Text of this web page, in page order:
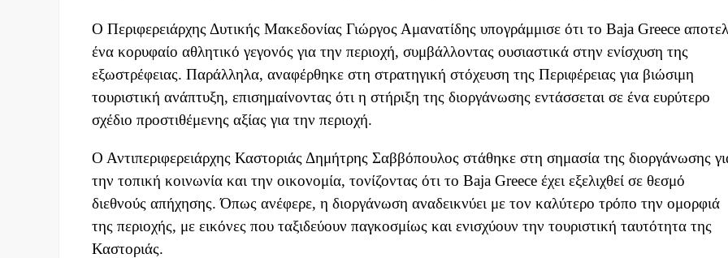
Ο Περιφερειάρχης Δυτικής Μακεδονίας Γιώργος Αμανατίδης υπογράμμισε ότι το Baja Greece
ένα κορυφαίο αθλητικό γεγονός για την περιοχή, συμβάλλοντας ουσιαστικά στην ενίσχυση της
εξωστρέφειας. Παράλληλα, αναφέρθηκε στη στρατηγική στόχευση της Περιφέρειας για βιώσιμη
τουριστική ανάπτυξη, επισημαίνοντας ότι η στήριξη της διοργάνωσης εντάσσεται σε ένα ευρύτερο
σχέδιο προστιθέμενης αξίας για την περιοχή.
Ο Αντιπεριφερειάρχης Καστοριάς Δημήτρης Σαββόπουλος στάθηκε στη σημασία της διοργάνωσης
την τοπική κοινωνία και την οικονομία, τονίζοντας ότι το Baja Greece έχει εξελιχθεί σε θεσμό
διεθνούς απήχησης. Όπως ανέφερε, η διοργάνωση αναδεικνύει με τον καλύτερο τρόπο την ομορφιά
της περιοχής, με εικόνες που ταξιδεύουν παγκοσμίως και ενισχύουν την τουριστική ταυτότητα της
Καστοριάς.